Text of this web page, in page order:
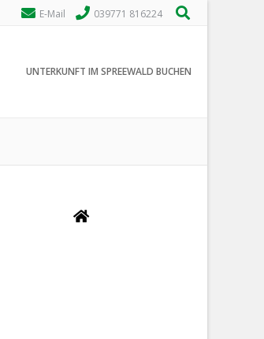
E-Mail 039771 816224
UNTERKUNFT IM SPREEWALD BUCHEN